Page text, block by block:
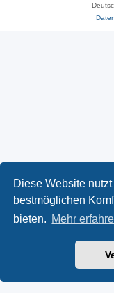
Diese Website
bestmöglichen
bieten. Mehr